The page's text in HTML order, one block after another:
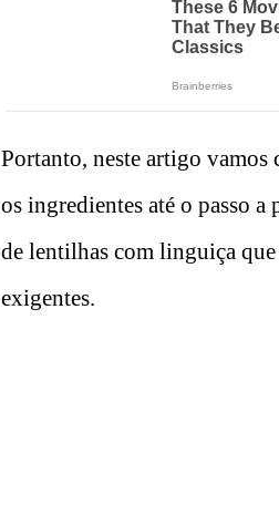
Portanto, neste artigo vamos
os ingredientes até o passo a
de lentilhas com linguiça que
exigentes.